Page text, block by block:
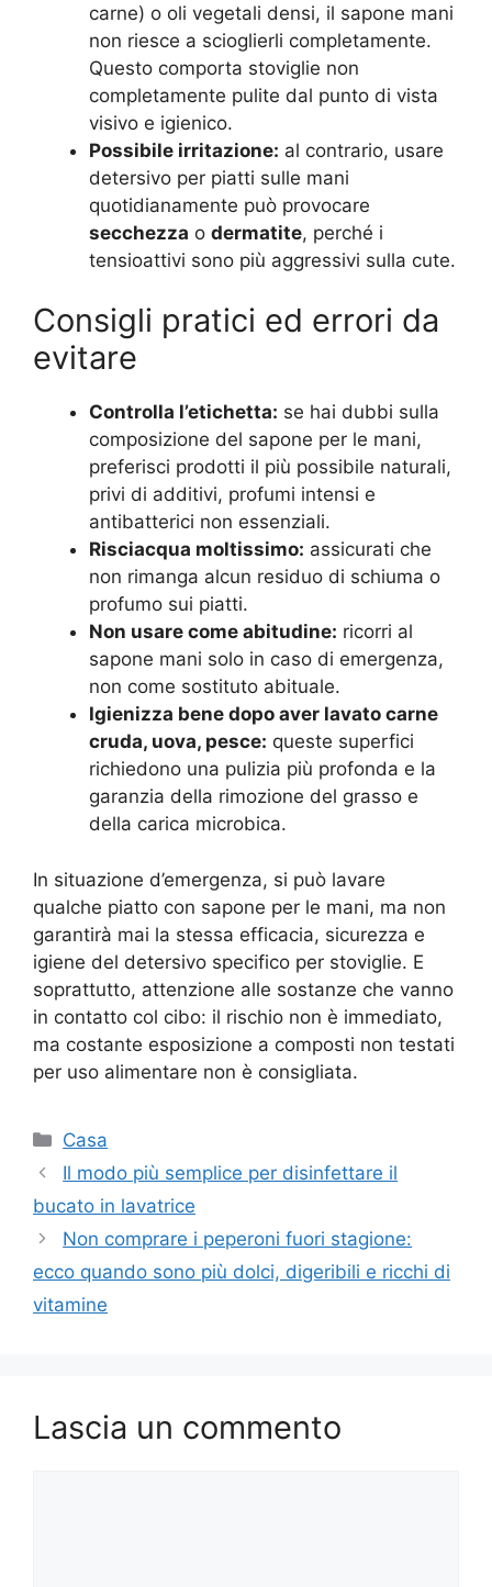
carne) o oli vegetali densi, il sapone mani
non riesce a scioglierli completamente.
Questo comporta stoviglie non
completamente pulite dal punto di vista
visivo e igienico.
Possibile irritazione: al contrario, usare
detersivo per piatti sulle mani
quotidianamente può provocare
secchezza o dermatite, perché i
tensioattivi sono più aggressivi sulla cute.
Consigli pratici ed errori da
evitare
Controlla l’etichetta: se hai dubbi sulla
composizione del sapone per le mani,
preferisci prodotti il più possibile naturali,
privi di additivi, profumi intensi e
antibatterici non essenziali.
Risciacqua moltissimo: assicurati che
non rimanga alcun residuo di schiuma o
profumo sui piatti.
Non usare come abitudine: ricorri al
sapone mani solo in caso di emergenza,
non come sostituto abituale.
Igienizza bene dopo aver lavato carne
cruda, uova, pesce: queste superfici
richiedono una pulizia più profonda e la
garanzia della rimozione del grasso e
della carica microbica.
In situazione d’emergenza, si può lavare
qualche piatto con sapone per le mani, ma non
garantirà mai la stessa efficacia, sicurezza e
igiene del detersivo specifico per stoviglie. E
soprattutto, attenzione alle sostanze che vanno
in contatto col cibo: il rischio non è immediato,
ma costante esposizione a composti non testati
per uso alimentare non è consigliata.
Categorie
Casa
Il modo più semplice per disinfettare il
bucato in lavatrice
Non comprare i peperoni fuori stagione:
ecco quando sono più dolci, digeribili e ricchi di
vitamine
Lascia un commento